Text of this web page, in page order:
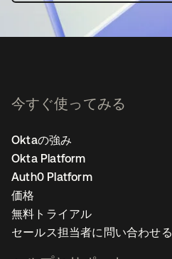
今すぐ使ってみる
Oktaの強み
Okta Platform
Auth0 Platform
価格
無料トライアル
セールス担当者に問い合わせる